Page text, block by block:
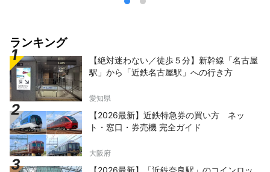
ランキング
【絶対迷わない／徒歩５分】新幹線「名古屋
駅」から「近鉄名古屋駅」への行き方
愛知県
【2026最新】近鉄特急券の買い方 ネッ
ト・窓口・券売機 完全ガイド
大阪府
【2026最新】「近鉄奈良駅」のコインロッ